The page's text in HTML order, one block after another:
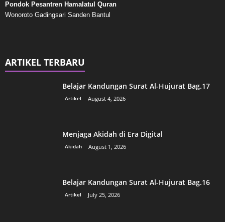
Pondok Pesantren Hamalatul Quran
Wonoroto Gadingsari Sanden Bantul
ARTIKEL TERBARU
Belajar Kandungan Surat Al-Hujurat Bag.17
Artikel August 4, 2026
Menjaga Akidah di Era Digital
Akidah August 1, 2026
Belajar Kandungan Surat Al-Hujurat Bag.16
Artikel July 25, 2026